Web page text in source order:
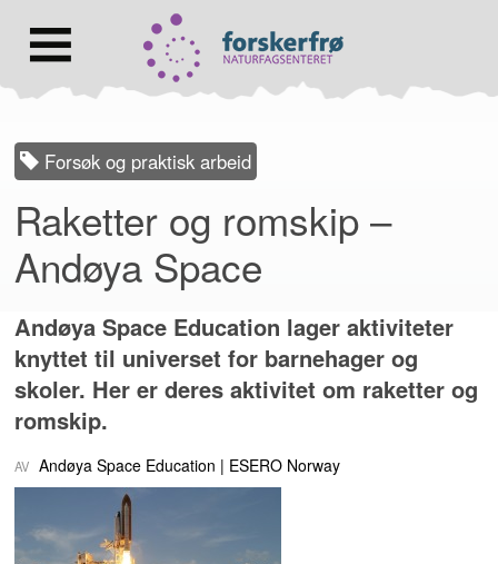
Hovedmeny
til
forsiden
Forsøk og praktisk arbeid
Raketter og romskip –
Andøya Space
Andøya Space Education lager aktiviteter
knyttet til universet for barnehager og
skoler. Her er deres aktivitet om raketter og
romskip.
Andøya Space Education ESERO Norway